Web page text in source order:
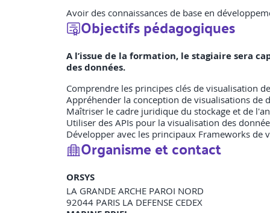
Avoir des connaissances de base en
Objectifs pédagogiques
A l’issue de la formation, le stagiaire sera
des données.
Comprendre les principes clés de visualisation
Appréhender la conception de visualisations de
Maîtriser le cadre juridique du stockage et de
Utiliser des APIs pour la visualisation des
Développer avec les principaux Frameworks
Organisme et contact
ORSYS
LA GRANDE ARCHE PAROI NORD
92044 PARIS LA DEFENSE CEDEX